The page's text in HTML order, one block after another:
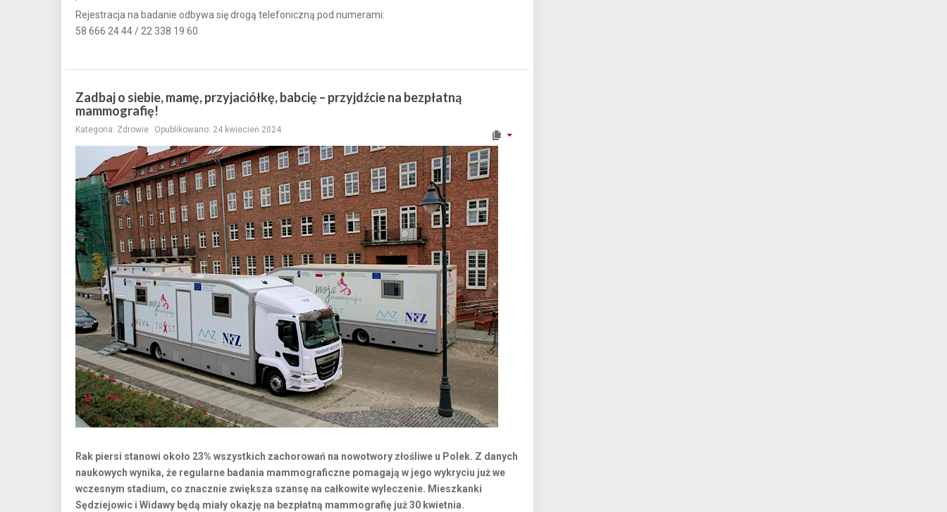
Rejestracja na badanie odbywa się drogą telefoniczną pod numerami:
58 666 24 44 / 22 338 19 60
Zadbaj o siebie, mamę, przyjaciółkę, babcię – przyjdźcie na bezpłatną
mammografię!
Kategoria: Zdrowie Opublikowano: 24 kwiecień 2024
Rak piersi stanowi około 23% wszystkich zachorowań na nowotwory złośliwe u Polek. Z danych
naukowych wynika, że regularne badania mammograficzne pomagają w jego wykryciu już we
wczesnym stadium, co znacznie zwiększa szansę na całkowite wyleczenie. Mieszkanki
Sędziejowic i Widawy będą miały okazję na bezpłatną mammografię już 30 kwietnia.